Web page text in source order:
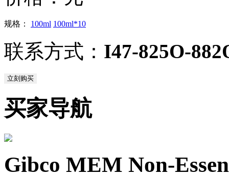
规格： 100ml 100ml*10
联系方式： I47-825O-
立刻购买
买家导航
Gibco MEM Non-